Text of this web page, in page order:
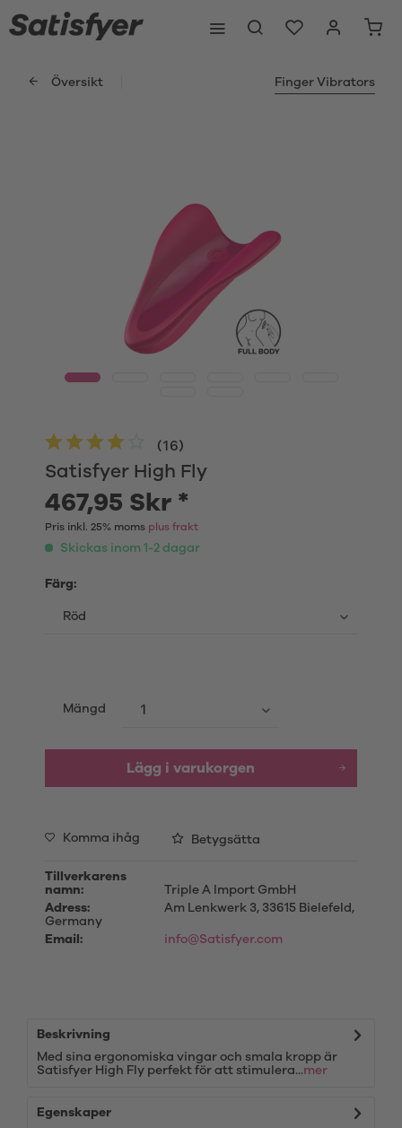
Översikt Finger Vibrators
Satisfyer High Fly
(16)
467,95 Skr *
Pris inkl. 25% moms plus frakt
Skickas inom 1-2 dagar
Färg:
Mängd
Lägg i varukorgen
Komma ihåg Betygsätta
Tillverkarens
namn:
Triple A Import GmbH
Adress:
Am Lenkwerk 3, 33615 Bielefeld,
Germany
Email:
info@Satisfyer.com
Beskrivning
Med sina ergonomiska vingar och smala kropp är
Satisfyer High Fly perfekt för att stimulera...mer
Egenskaper